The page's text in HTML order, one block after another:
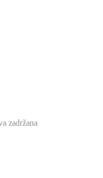
zadržana